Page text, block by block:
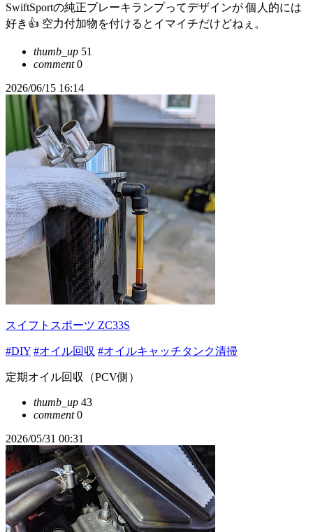
SwiftSportの純正ブレーキランプってデザインが 個人的には
好き👍 空力付加物を付けるとイマイチだけどねぇ。
thumb_up 51
comment0
2026/06/15 16:14
スイフトスポーツ ZC33S
#DIY #オイル回収 #オイルキャッチタンク清掃
定期オイル回収（PCV側）
thumb_up 43
comment0
2026/05/31 00:31